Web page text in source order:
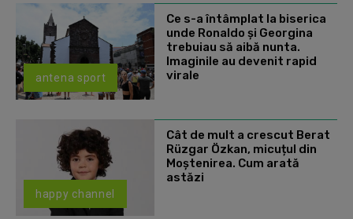
antena sport
Ce s-a întâmplat la biserica
unde Ronaldo şi Georgina
trebuiau să aibă nunta.
Imaginile au devenit rapid
virale
happy channel
Cât de mult a crescut Berat
Rüzgar Özkan, micuțul din
Moștenirea. Cum arată
astăzi